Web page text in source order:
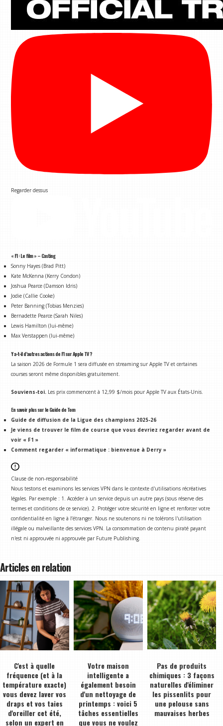
Regarder dessus
« F1 : Le film » – Casting
Sonny Hayes (Brad Pitt)
Kate McKenna (Kerry Condon)
Joshua Pearce (Damson Idris)
Jodie (Callie Cooke)
Peter Banning (Tobias Menzies)
Bernadette Pearce (Sarah Niles)
Lewis Hamilton (lui-même)
Max Verstappen (lui-même)
Y a-t-il d’autres actions de F1 sur Apple TV ?
La saison 2026 de Formule 1 sera diffusée en streaming sur Apple TV et certaines
courses seront même disponibles gratuitement.
Souviens-toi. Les prix commencent à 12,99 $/mois pour Apple TV aux États-Unis.
En savoir plus sur le Guide de Tom
Guide de diffusion de la Ligue des champions 2025-26
Je viens de trouver le film de course que vous devriez regarder avant de
voir « F1 »
Comment regarder « informatique : bienvenue à Derry »
Clause de non-responsabilité
Nous testons et examinons les services VPN dans le contexte d'utilisations récréatives
légales. Par exemple : 1. Accéder à un service depuis un autre pays (sous réserve des
termes et conditions de ce service). 2. Protéger votre sécurité en ligne et renforcer votre
confidentialité en ligne à l’étranger. Nous ne soutenons ni ne tolérons l'utilisation
illégale ou malveillante des services VPN. La consommation de contenu piraté payant
n'est ni approuvée ni approuvée par Future Publishing.
Articles en relation
C'est à quelle
fréquence (et à la
température exacte)
vous devez laver vos
draps et vos taies
d'oreiller cet été,
selon un expert en
Votre maison
intelligente a
également besoin
d'un nettoyage de
printemps : voici 5
tâches essentielles
que vous ne voulez
Pas de produits
chimiques : 3 façons
naturelles d'éliminer
les pissenlits pour
une pelouse sans
mauvaises herbes